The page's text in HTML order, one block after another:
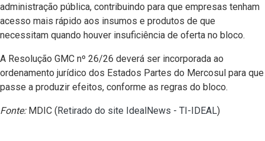
administração pública, contribuindo para que empresas tenham
acesso mais rápido aos insumos e produtos de que
necessitam quando houver insuficiência de oferta no bloco.
A Resolução GMC nº 26/26 deverá ser incorporada ao
ordenamento jurídico dos Estados Partes do Mercosul para que
passe a produzir efeitos, conforme as regras do bloco.
Fonte:MDIC (Retirado do site IdealNews - TI-IDEAL)